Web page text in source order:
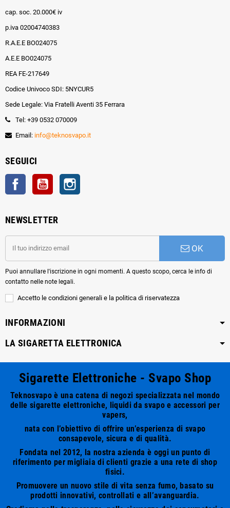
cap. soc. 20.000€ iv
p.iva 02004740383
R.A.E.E BO024075
A.E.E BO024075
REA FE-217649
Codice Univoco SDI: 5NYCUR5
Sede Legale: Via Fratelli Aventi 35 Ferrara
Tel: +39 0532 070009
Email: info@teknosvapo.it
SEGUICI
Facebook YouTube
NEWSLETTER
OK
Puoi annullare l'iscrizione in ogni momenti. A questo scopo, cerca le info di
contatto nelle note legali.
Accetto le condizioni generali e la politica di riservatezza
INFORMAZIONI
LA SIGARETTA ELETTRONICA
Sigarette Elettroniche - Svapo Shop
Teknosvapo è una catena di negozi specializzata nel mondo
delle sigarette elettroniche, liquidi da svapo e accessori per
vapers,
nata con l’obiettivo di offrire un’esperienza di svapo
consapevole, sicura e di qualità.
Fondata nel 2012, la nostra azienda è oggi un punto di
riferimento per migliaia di clienti grazie a una rete di shop
fisici.
Promuovere un nuovo stile di vita senza fumo, basato su
prodotti innovativi, controllati e all’avanguardia.